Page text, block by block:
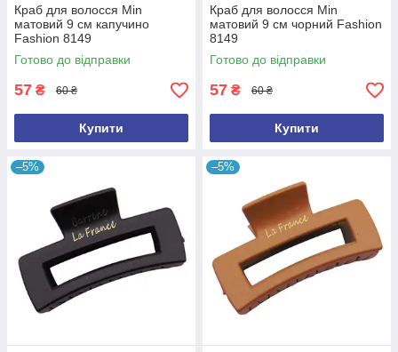
Краб для волосся Min
матовий 9 см капучино
Fashion 8149
Готово до відправки
57 ₴ 60 ₴
Купити
Краб для волосся Min
матовий 9 см чорний Fashion
8149
Готово до відправки
57 ₴ 60 ₴
Купити
–5% –5%